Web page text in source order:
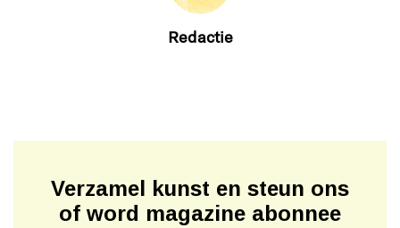
Redactie
Verzamel kunst en steun ons
of word magazine abonnee